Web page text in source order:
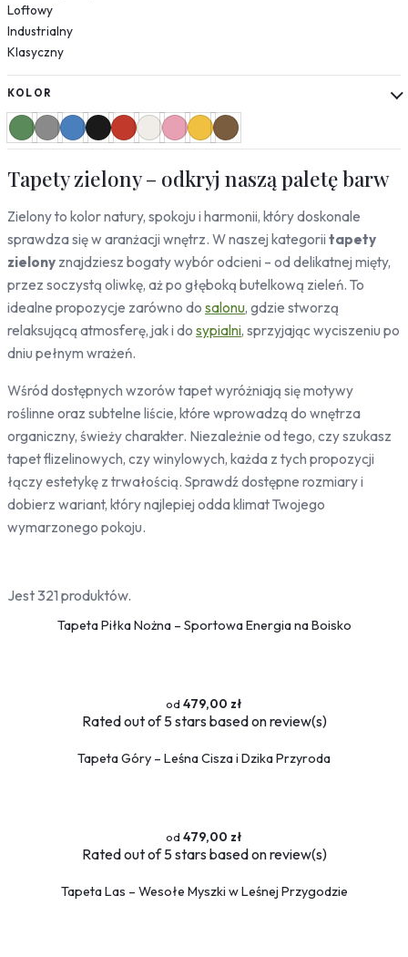
Niebo
Tekstury
Beton
Geometryczne
Zwierzęta
Motyle
Koty
Konie
Pandy
Ornamenty
Mozaika
Desenie
Sport
Piłka nożna
Loftowy
Industrialny
Klasyczny
KOLOR
Tapety zielony – odkryj naszą paletę barw
Zielony to kolor natury, spokoju i harmonii, który doskonale
sprawdza się w aranżacji wnętrz. W naszej kategorii tapety
zielony znajdziesz bogaty wybór odcieni – od delikatnej mięty,
przez soczystą oliwkę, aż po głęboką butelkową zieleń. To
idealne propozycje zarówno do salonu, gdzie stworzą
relaksującą atmosferę, jak i do sypialni, sprzyjając wyciszeniu po
dniu pełnym wrażeń.
Wśród dostępnych wzorów tapet wyróżniają się motywy
roślinne oraz subtelne liście, które wprowadzą do wnętrza
organiczny, świeży charakter. Niezależnie od tego, czy szukasz
tapet flizelinowych, czy winylowych, każda z tych propozycji
łączy estetykę z trwałością. Sprawdź dostępne rozmiary i
dobierz wariant, który najlepiej odda klimat Twojego
wymarzonego pokoju.
Jest 321 produktów.
Tapeta Piłka Nożna – Sportowa Energia na Boisko
479,00 zł
Ratedout of 5 stars based onreview(s)
Tapeta Góry – Leśna Cisza i Dzika Przyroda
479,00 zł
Ratedout of 5 stars based onreview(s)
Tapeta Las – Wesołe Myszki w Leśnej Przygodzie